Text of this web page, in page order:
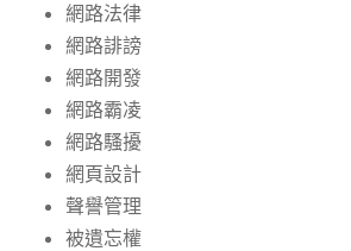
網路法律
網路誹謗
網路開發
網路霸凌
網路騷擾
網頁設計
聲譽管理
被遺忘權